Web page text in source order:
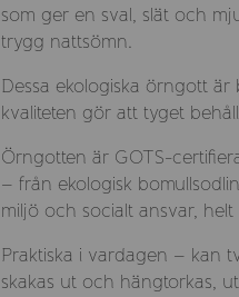
som ger en sval, slät och
trygg nattsömn.
Dessa ekologiska örngott
kvaliteten gör att tyget
Örngotten är GOTS-
– från ekologisk
miljö och socialt ansvar,
Praktiska i vardagen – kan
skakas ut och hängtorkas,